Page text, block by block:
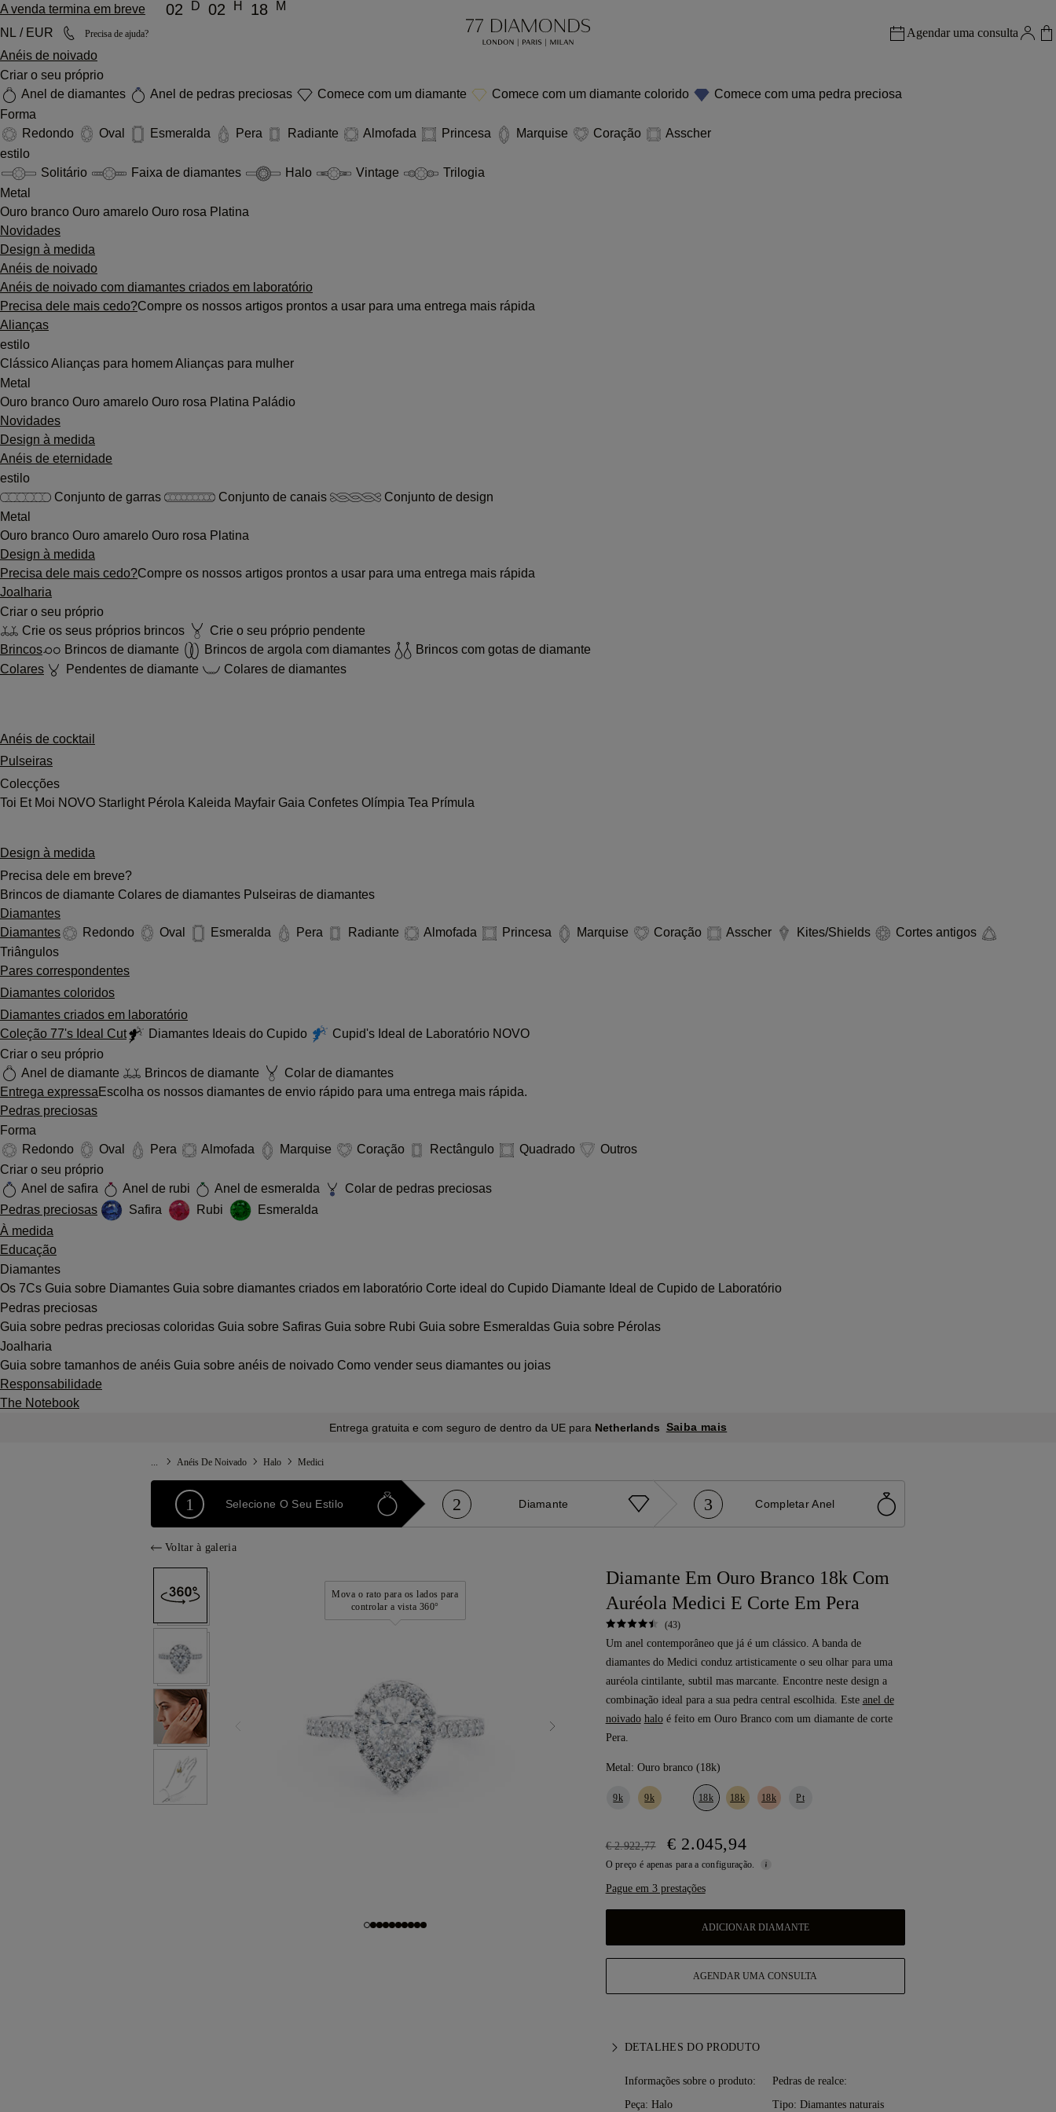
A venda termina em breve 02 D 02 H 18
M
NL / EUR
Precisa de ajuda?
Agendar uma consulta
Anéis de noivado
Criar o seu próprio
Anel de diamantes
Anel de pedras preciosas Comece com um diamante Comece com um diamante colorido
Comece com uma pedra preciosa
Forma
Redondo
Oval Esmeralda Pera Radiante Almofada Princesa Marquise Coração
Asscher
estilo
Solitário
Faixa de diamantes Halo Vintage
Trilogia
Metal
Ouro branco Ouro amarelo Ouro rosa Platina
Novidades
Design à medida
Anéis de noivado
Anéis de noivado com diamantes criados em laboratório
Precisa dele mais cedo?Compre os nossos artigos prontos a usar para uma entrega mais rápida
Alianças
estilo
ClássicoAlianças para homemAlianças para mulher
Metal
Ouro branco Ouro amarelo Ouro rosa Platina Paládio
Novidades
Design à medida
Anéis de eternidade
estilo
Conjunto de garras
Conjunto de canais
Conjunto de design
Metal
Ouro branco Ouro amarelo Ouro rosa Platina
Design à medida
Precisa dele mais cedo?Compre os nossos artigos prontos a usar para uma entrega mais rápida
Joalharia
Criar o seu próprio
Crie os seus próprios brincos
Crie o seu próprio pendente
Brincos
Brincos de diamante Brincos de argola com diamantes
Brincos com gotas de diamante
Colares
Pendentes de diamante Colares de diamantes
Anéis de cocktail
Pulseiras
Colecções
Toi Et Moi NOVO Starlight Pérola Kaleida Mayfair Gaia Confetes Olímpia Tea Prímula
Design à medida
Precisa dele em breve?
Brincos de diamante Colares de diamantes Pulseiras de diamantes
Diamantes
Diamantes
Redondo Oval Esmeralda Pera Radiante Almofada Princesa Marquise Coração Asscher Kites/Shields
Cortes antigos
Triângulos
Pares correspondentes
Diamantes coloridos
Diamantes criados em laboratório
Coleção 77's Ideal Cut
Diamantes Ideais do Cupido Cupid's Ideal de Laboratório NOVO
Criar o seu próprio
Anel de diamante
Brincos de diamante
Colar de diamantes
Entrega expressa Escolha os nossos diamantes de envio rápido para uma entrega mais rápida.
Pedras preciosas
Forma
Redondo
Oval Pera Almofada Marquise Coração Rectângulo Quadrado
Outros
Criar o seu próprio
Anel de safira
Anel de rubi Anel de esmeralda
Colar de pedras preciosas
Pedras preciosas
Safira Rubi
Esmeralda
À medida
Educação
Diamantes
Os 7Cs Guia sobre Diamantes Guia sobre diamantes criados em laboratório Corte ideal do Cupido Diamante Ideal de Cupido de Laboratório
Pedras preciosas
Guia sobre pedras preciosas coloridas Guia sobre Safiras Guia sobre Rubi Guia sobre Esmeraldas Guia sobre Pérolas
Joalharia
Guia sobre tamanhos de anéis Guia sobre anéis de noivado Como vender seus diamantes ou joias
Responsabilidade
The Notebook
Entrega gratuita e com seguro de dentro da UE para Netherlands Saiba mais
Anéis De Noivado Halo Medici
1 Selecione O Seu Estilo 2 Diamante 3 Completar Anel
Voltar à galeria
Mova o rato para os lados para
controlar a vista 360°
Diamante Em Ouro Branco 18k Com
Auréola Medici E Corte Em Pera
(43)
Um anel contemporâneo que já é um clássico. A banda de
diamantes do Medici conduz artisticamente o seu olhar para uma
auréola cintilante, subtil mas marcante. Encontre neste design a
combinação ideal para a sua pedra central escolhida. Este anel de
noivado haloé feito em Ouro Branco com um diamante de corte
Pera.
Metal: Ouro branco (18k)
9k 9k 18k 18k 18k Pt
€ 2.922,77 € 2.045,94
O preço é apenas para a configuração.
Pague em 3 prestações
ADICIONAR DIAMANTE
AGENDAR UMA CONSULTA
DETALHES DO PRODUTO
Informações sobre o produto:
Peça: Halo
Pedras de realce:
Tipo: Diamantes naturais